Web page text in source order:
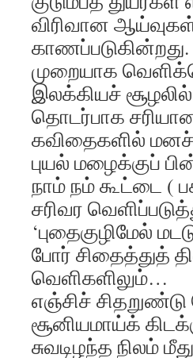
விரிவான
முறையாக
இலக்கியச்
தொடர்பாக
கவிதைகளில்
புயல் மழைக்குப்
நாம் நம் கூட்டை
சரிவர
‘புதைகுழிமேல்
போர் சிதைத்துத்
வெளிகளிலும்…
எஞ்சிச்
சூனியமாய்க்
சுவடிழந்த நிலம்